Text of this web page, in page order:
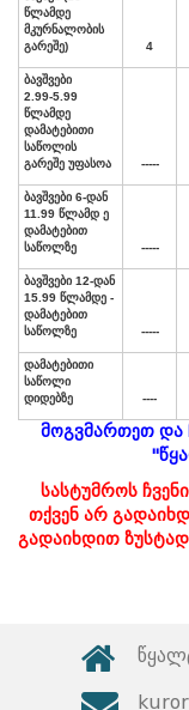
სასტუმრო
წყალტუბო
სპარეზორტი
ნომრის
კატეგორია
" სამკურნალო
მოგვმართეთ და
სასტუმროს
თქვენ არ
გადაიხდით